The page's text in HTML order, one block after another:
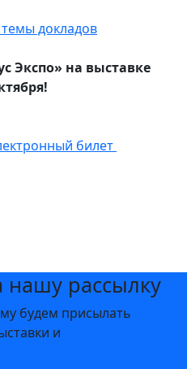
докладов
Экспо» на выставке
билет
рассылку
будем присылать
и